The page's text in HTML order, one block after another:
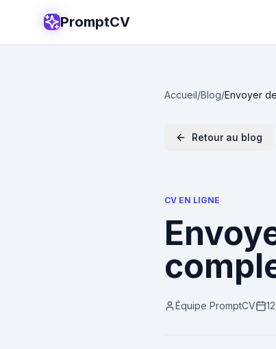
PromptCV
Accueil/Blog/Envoyer
Retour au blog
CV EN LIGNE
Équipe PromptCV